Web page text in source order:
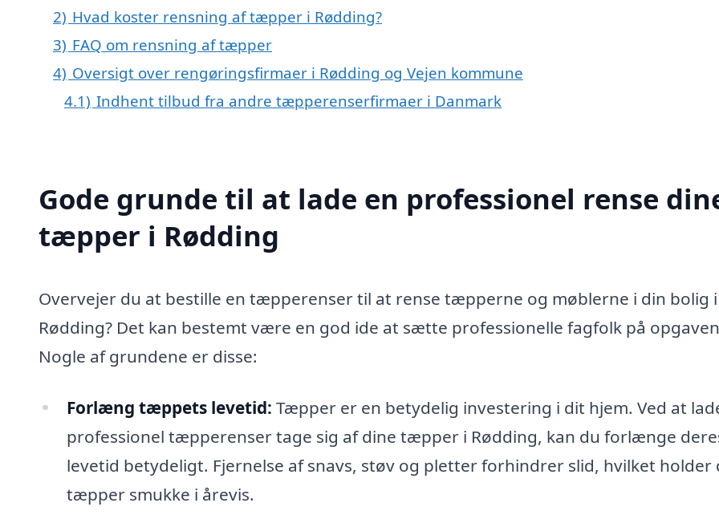
2) Hvad koster rensning af tæpper i Rødding?
3) FAQ om rensning af tæpper
4) Oversigt over rengøringsfirmaer i Rødding og Vejen kommune
4.1) Indhent tilbud fra andre tæpperenserfirmaer i Danmark
Gode grunde til at lade en professionel rense
tæpper i Rødding
Overvejer du at bestille en tæpperenser til at rense tæpperne og møblerne i din bolig i
Rødding? Det kan bestemt være en god ide at sætte professionelle fagfolk på
Nogle af grundene er disse:
Forlæng tæppets levetid: Tæpper er en betydelig investering i dit hjem. Ved at
professionel tæpperenser tage sig af dine tæpper i Rødding, kan du forlænge
levetid betydeligt. Fjernelse af snavs, støv og pletter forhindrer slid, hvilket holder
tæpper smukke i årevis.